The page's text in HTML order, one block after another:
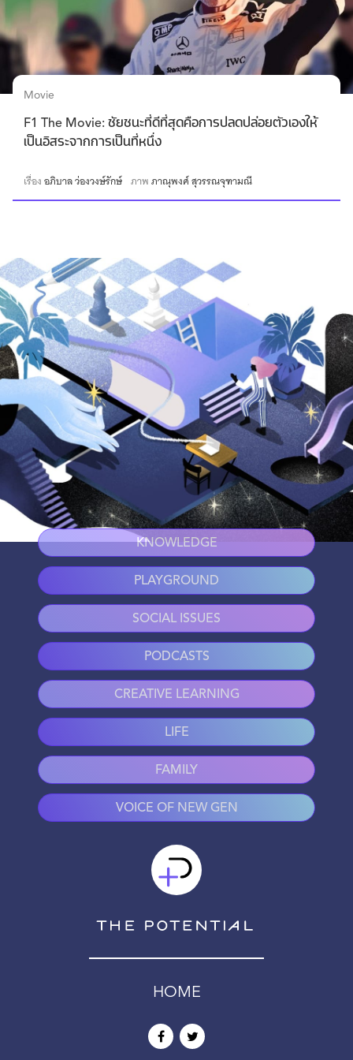
Movie
F1 The Movie: ชัยชนะที่ดีที่สุดคือการปลดปล่อยตัวเองให้
เป็นอิสระจากการเป็นที่หนึ่ง
เรื่องอภิบาล ว่องวงษ์รักษ์ ภาพภาณุพงศ์ สุวรรณจุฑามณี
KNOWLEDGE
PLAYGROUND
SOCIAL ISSUES
PODCASTS
CREATIVE LEARNING
LIFE
FAMILY
VOICE OF NEW GEN
HOME